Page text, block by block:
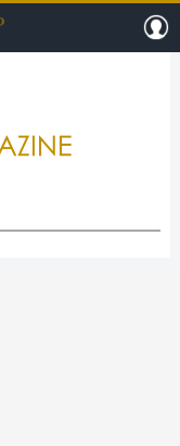
HISTRIP（